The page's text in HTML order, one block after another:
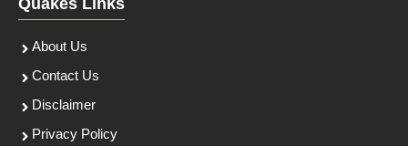
Quakes Links
About Us
Contact Us
Disclaimer
Privacy Policy